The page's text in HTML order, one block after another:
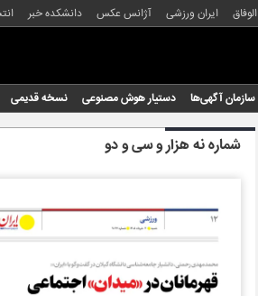
الوفاق ایران ورزشی آژانس عکس دانشکده خبر
سازمان آگهی‌ها دستیار هوش مصنوعی نسخه قدیمی
شماره نه هزار و سی و دو